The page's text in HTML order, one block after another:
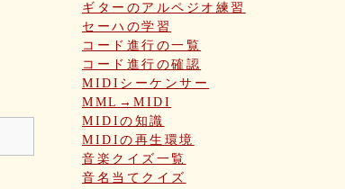
ギターのアルペジオ練習
セーハの学習
コード進行の一覧
コード進行の確認
MIDIシーケンサー
MML→MIDI
MIDIの知識
MIDIの再生環境
音楽クイズ一覧
音名当てクイズ